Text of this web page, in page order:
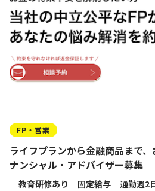
FP・営業
ライフプランから金融商品まで
ナンシャル・アドバイザー募集
教育研修あり 固定給与 通勤週2